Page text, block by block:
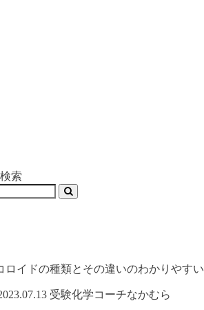
索
ロイドの種類とその違いのわかりやす
受験化学コーチなかむら